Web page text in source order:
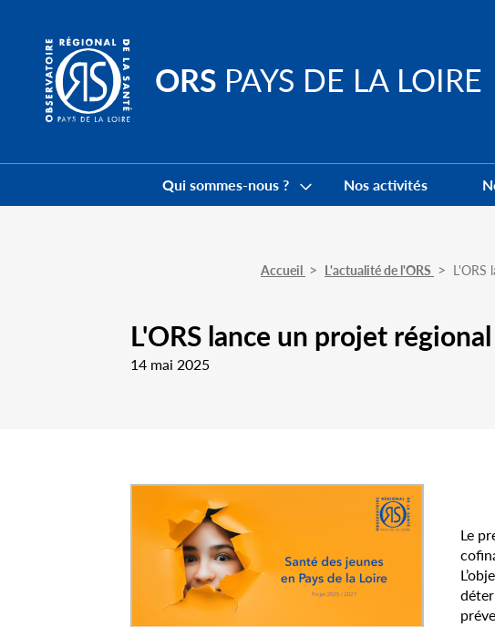
content
ORS PAYS DE LA LOIRE
Navigation
Qui sommes-nous ? Nos activités
Accueil L'actualité de l'ORS L'ORS
L'ORS lance un projet
14 mai 2025
Le